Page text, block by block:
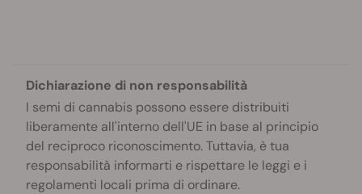
Dichiarazione di non responsabilità
I semi di cannabis possono essere distribuiti
liberamente all'interno dell'UE in base al principio
del reciproco riconoscimento. Tuttavia, è tua
responsabilità informarti e rispettare le leggi e i
regolamenti locali prima di ordinare.